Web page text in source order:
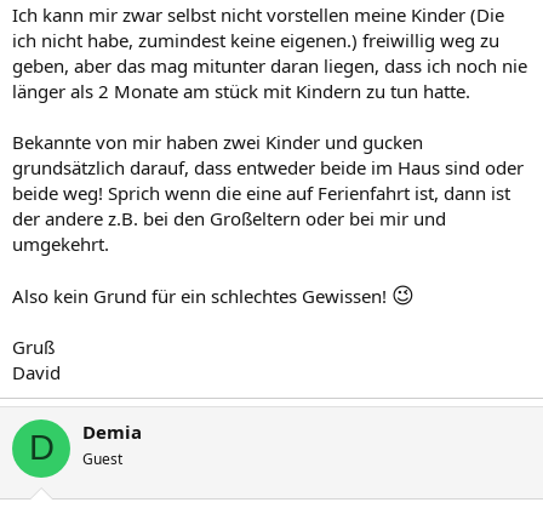
Ich kann mir zwar selbst nicht vorstellen meine Kinder (Die
ich nicht habe, zumindest keine eigenen.) freiwillig weg zu
geben, aber das mag mitunter daran liegen, dass ich noch nie
länger als 2 Monate am stück mit Kindern zu tun hatte.
Bekannte von mir haben zwei Kinder und gucken
grundsätzlich darauf, dass entweder beide im Haus sind oder
beide weg! Sprich wenn die eine auf Ferienfahrt ist, dann ist
der andere z.B. bei den Großeltern oder bei mir und
umgekehrt.
Also kein Grund für ein schlechtes Gewissen! 😉
Gruß
David
D Demia
Guest